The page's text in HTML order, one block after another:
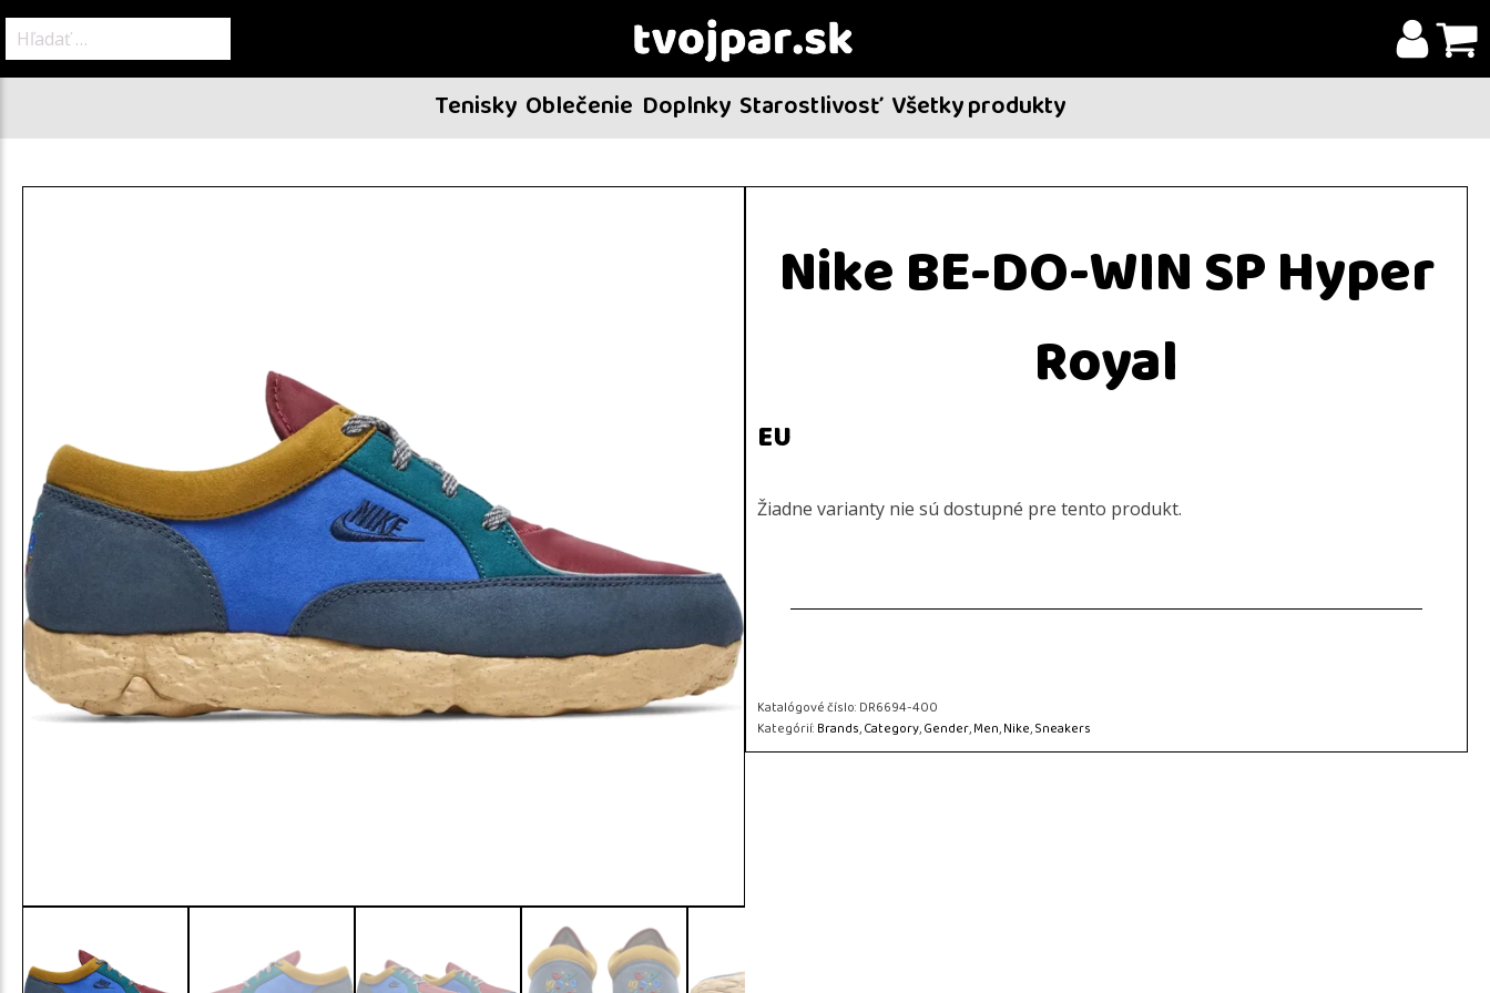
Tenisky Oblečenie Doplnky Starostlivosť Všetky produkty
Nike BE-DO-WIN SP Hyper
Royal
EU
Žiadne varianty nie sú dostupné pre tento produkt.
Katalógové číslo:DR6694-400
Kategórií:Brands,Category,Gender,Men,Nike,Sneakers